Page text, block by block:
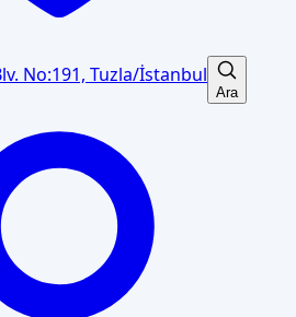
No:191, Tuzla/İstanbul
Ara